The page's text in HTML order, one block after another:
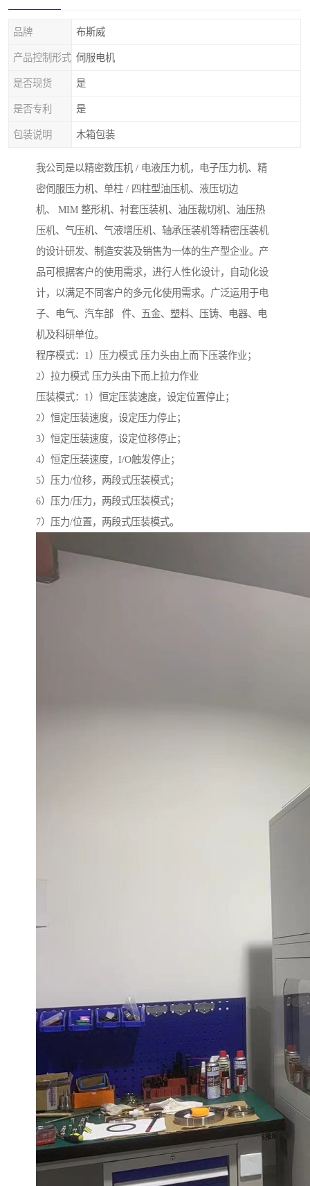
品牌 布斯威
产品控制形式 伺服电机
是否现货 是
是否专利 是
包装说明 木箱包装
我公司是以精密数压机 / 电液压力机，电子压力机、精
密伺服压力机、单柱 / 四柱型油压机、液压切边
机、 MIM 整形机、衬套压装机、油压裁切机、油压热
压机、气压机、气液增压机、轴承压装机等精密压装机
的设计研发、制造安装及销售为一体的生产型企业。产
品可根据客户的使用需求，进行人性化设计，自动化设
计，以满足不同客户的多元化使用需求。广泛运用于电
子、电气、汽车部 件、五金、塑料、压铸、电器、电
机及科研单位。
程序模式：1）压力模式 压力头由上而下压装作业；
2）拉力模式 压力头由下而上拉力作业
压装模式：1）恒定压装速度，设定位置停止；
2）恒定压装速度，设定压力停止；
3）恒定压装速度，设定位移停止；
4）恒定压装速度，I/O触发停止；
5）压力/位移，两段式压装模式；
6）压力/压力，两段式压装模式；
7）压力/位置，两段式压装模式。